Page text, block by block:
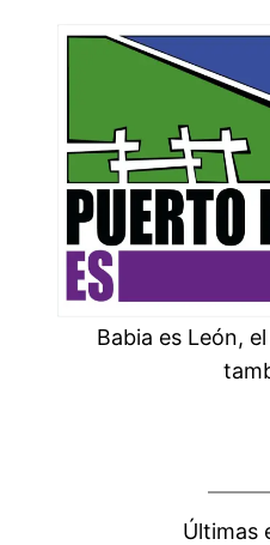
Babia es León,
Últimas